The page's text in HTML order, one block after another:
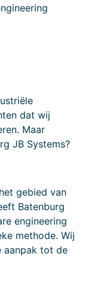
dat wij
Maar
JB Systems?
gebied van
Batenburg
engineering
methode. Wij
aanpak tot de